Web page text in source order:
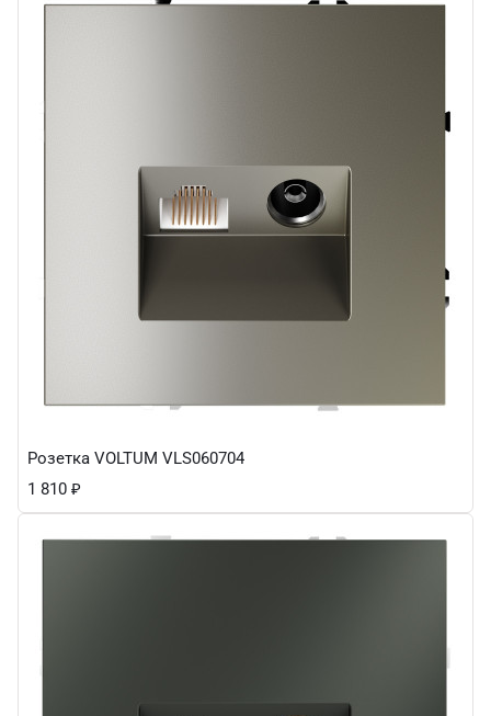
Розетка VOLTUM VLS060704
1 810 ₽